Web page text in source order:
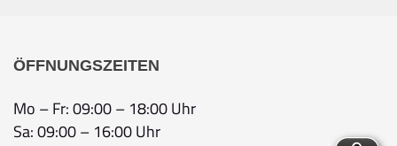
ÖFFNUNGSZEITEN
Mo – Fr: 09:00 – 18:00 Uhr
Sa: 09:00 – 16:00 Uhr